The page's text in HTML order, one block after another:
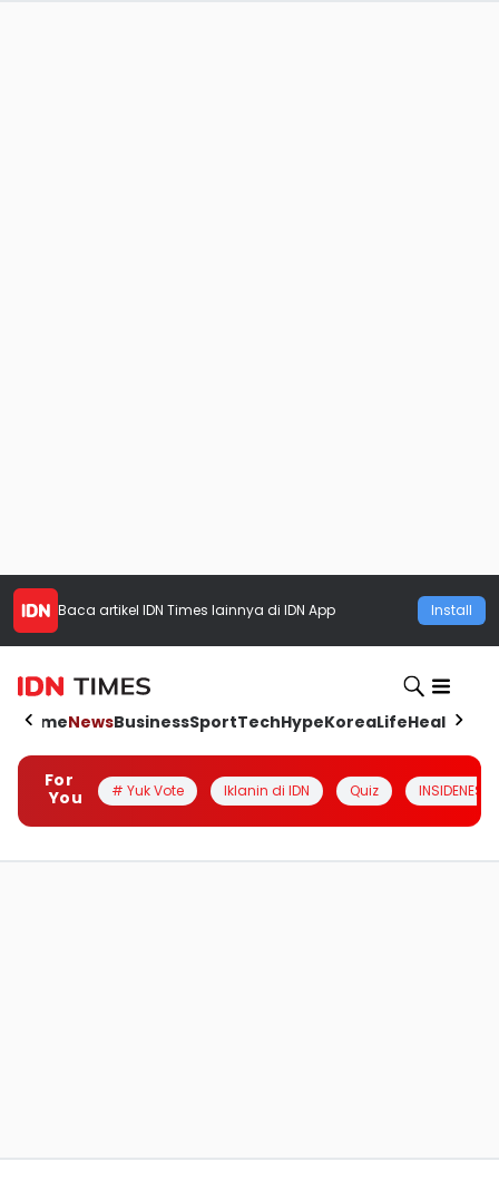
Baca artikel IDN Times lainnya di IDN App Install
HomeNewsBusinessSportTechHypeKoreaLifeHealth
For
You
# Yuk Vote Iklanin di IDN Quiz INSIDENESIA